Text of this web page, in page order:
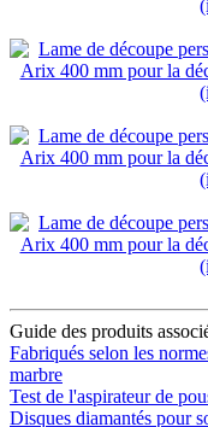
Guide des produits
Fabriqués selon les
marbre
Test de l'aspirateur de
Disques diamantés pour